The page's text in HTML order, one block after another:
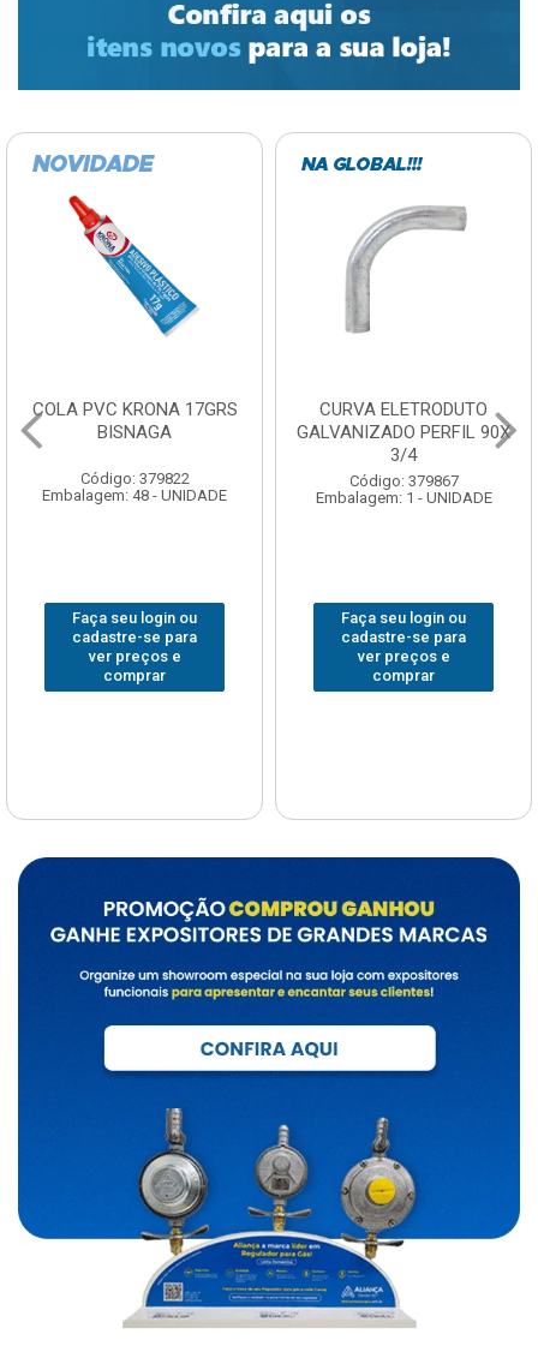
COLA PVC KRONA 17GRS
BISNAGA
Código: 379822
Embalagem: 48 - UNIDADE
Faça seu login ou
cadastre-se para
ver preços e
comprar
CURVA ELETRODUTO
GALVANIZADO PERFIL 90X
3/4
Código: 379867
Embalagem: 1 - UNIDADE
Faça seu login ou
cadastre-se para
ver preços e
comprar